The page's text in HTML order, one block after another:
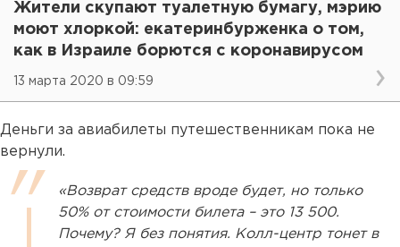
Жители скупают туалетную бумагу, мэрию
моют хлоркой: екатеринбурженка о том,
как в Израиле борются с коронавирусом
13 марта 2020 в 09:59
Деньги за авиабилеты путешественникам пока не
вернули.
«Возврат средств вроде будет, но только
50% от стоимости билета – это 13 500.
Почему? Я без понятия. Колл-центр тонет в